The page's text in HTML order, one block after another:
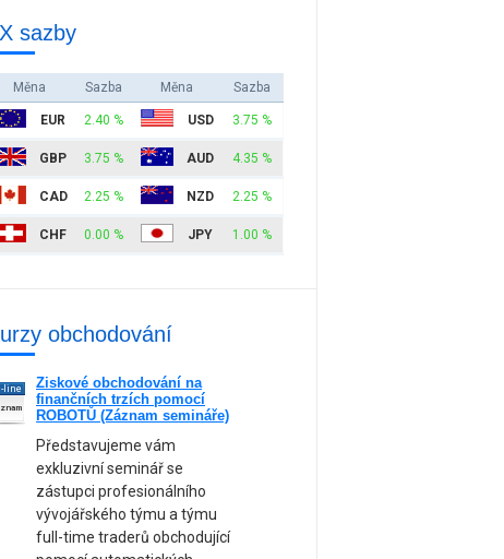
sazby
Měna Sazba Měna Sazba
EUR 2.40 % USD 3.75 %
GBP 3.75 % AUD 4.35 %
CAD 2.25 % NZD 2.25 %
CHF 0.00 % JPY 1.00 %
obchodování
line
Ziskové obchodování na
finančních trzích pomocí
ROBOTŮ (Záznam semináře)
Představujeme vám
exkluzivní seminář se
zástupci profesionálního
vývojářského týmu a týmu
full-time traderů obchodující